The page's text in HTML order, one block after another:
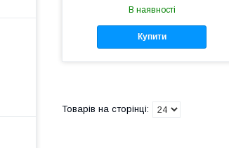
В наявності
Купити